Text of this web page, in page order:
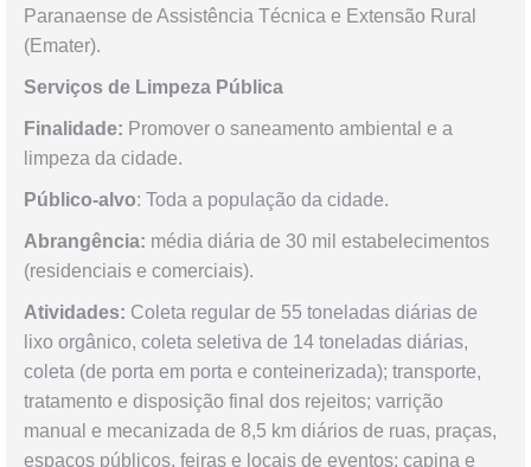
Paranaense de Assistência Técnica e Extensão Rural
(Emater).
Serviços de Limpeza Pública
Finalidade: Promover o saneamento ambiental e a
limpeza da cidade.
Público-alvo: Toda a população da cidade.
Abrangência: média diária de 30 mil estabelecimentos
(residenciais e comerciais).
Atividades: Coleta regular de 55 toneladas diárias de
lixo orgânico, coleta seletiva de 14 toneladas diárias,
coleta (de porta em porta e conteinerizada); transporte,
tratamento e disposição final dos rejeitos; varrição
manual e mecanizada de 8,5 km diários de ruas, praças,
espaços públicos, feiras e locais de eventos; capina e